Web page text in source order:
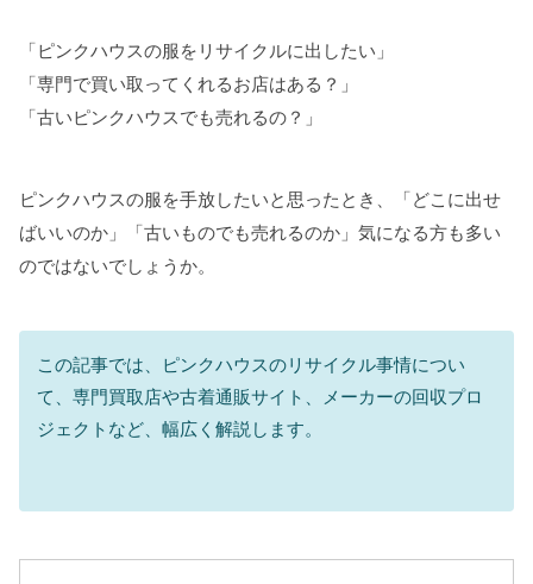
「ピンクハウスの服をリサイクルに出したい」
「専門で買い取ってくれるお店はある？」
「古いピンクハウスでも売れるの？」
ピンクハウスの服を手放したいと思ったとき、「どこに出せ
ばいいのか」「古いものでも売れるのか」気になる方も多い
のではないでしょうか。
この記事では、ピンクハウスのリサイクル事情につい
て、専門買取店や古着通販サイト、メーカーの回収プロ
ジェクトなど、幅広く解説します。